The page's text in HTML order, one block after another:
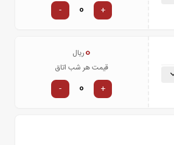
+
-
0ریال
قیمت هر شب اتاق
+
-